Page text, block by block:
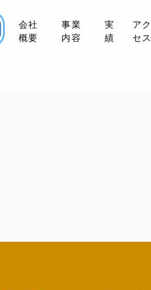
会社
概要
事業
内容
実
績
アク
セス